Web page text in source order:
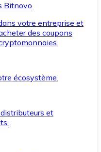
Bitnovo
votre entreprise et
des coupons
écosystème.
et